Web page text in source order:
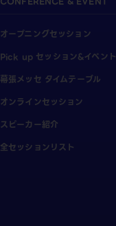
オープニングセッション
Pick up セッション&イベント
幕張メッセ タイムテーブル
オンラインセッション
スピーカー紹介
全セッションリスト